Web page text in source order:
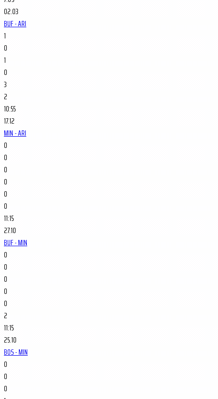
02.03
BUF - ARI
1
0
1
0
3
2
10:55
17.12
MIN - ARI
0
0
0
0
0
0
11:15
27.10
BUF - MIN
0
0
0
0
0
2
11:15
25.10
BOS - MIN
0
0
0